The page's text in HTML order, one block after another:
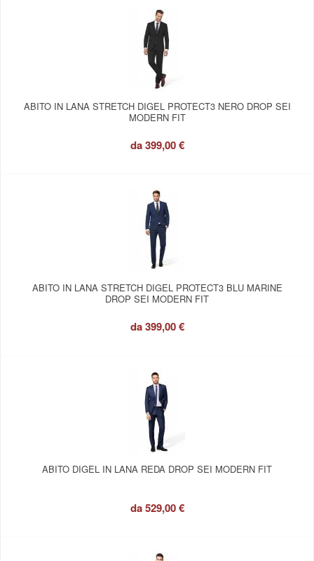
ABITO IN LANA STRETCH DIGEL PROTECT3 NERO DROP SEI
MODERN FIT
da399,00 €
ABITO IN LANA STRETCH DIGEL PROTECT3 BLU MARINE
DROP SEI MODERN FIT
da399,00 €
ABITO DIGEL IN LANA REDA DROP SEI MODERN FIT
da529,00 €